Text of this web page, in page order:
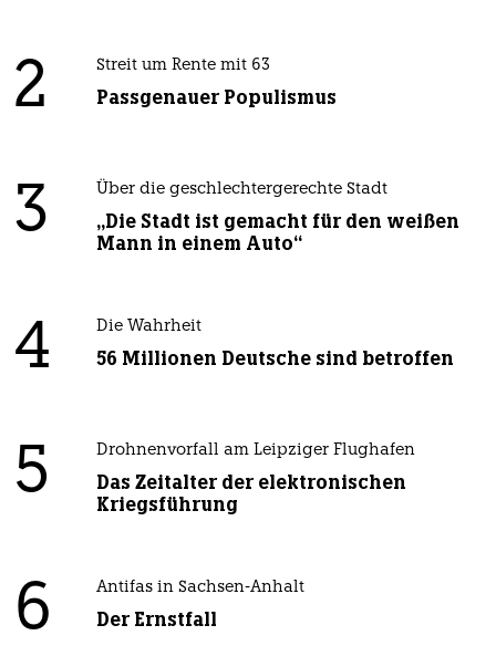
2 Streit um Rente mit 63
Passgenauer Populismus
3 Über die geschlechtergerechte Stadt
„Die Stadt ist gemacht für den weißen
Mann in einem Auto“
4 Die Wahrheit
56 Millionen Deutsche sind betroffen
5 Drohnenvorfall am Leipziger Flughafen
Das Zeitalter der elektronischen
Kriegsführung
6 Antifas in Sachsen-Anhalt
Der Ernstfall